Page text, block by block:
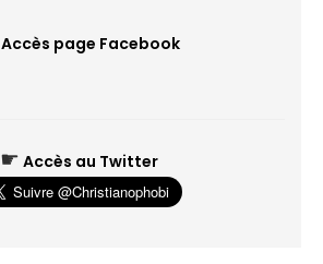
Accès page Facebook
☛ Accès au Twitter